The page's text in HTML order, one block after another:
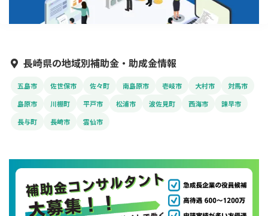
長崎県の地域別補助金・助成金情報
五島市 佐世保市 佐々町 南島原市 壱岐市 大村市
対馬市
島原市
川棚町 平戸市 松浦市 波佐見町 西海市
諫早市
長与町
長崎市 雲仙市